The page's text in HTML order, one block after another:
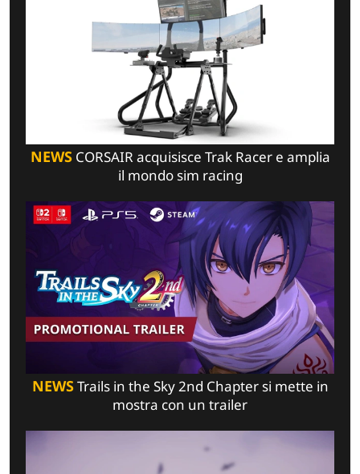
NEWSCORSAIR acquisisce Trak Racer e amplia
il mondo sim racing
NEWSTrails in the Sky 2nd Chapter si mette in
mostra con un trailer